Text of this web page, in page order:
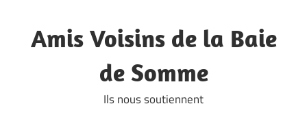
content
Amis Voisins de la Baie
de Somme
Ils nous soutiennent